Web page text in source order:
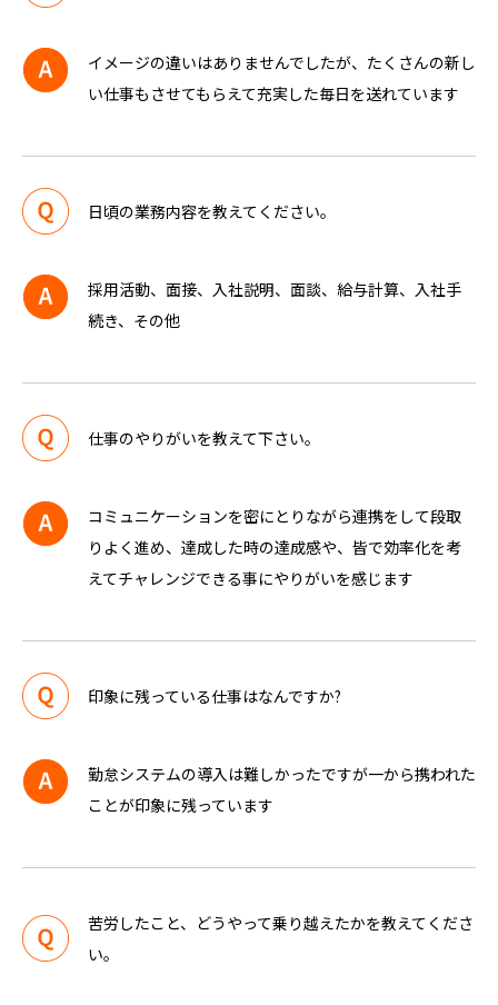
イメージの違いはありませんでしたが、たくさんの新し
い仕事もさせてもらえて充実した毎日を送れています
日頃の業務内容を教えてください。
採用活動、面接、入社説明、面談、給与計算、入社手
続き、その他
仕事のやりがいを教えて下さい。
コミュニケーションを密にとりながら連携をして段取
りよく進め、達成した時の達成感や、皆で効率化を考
えてチャレンジできる事にやりがいを感じます
印象に残っている仕事はなんですか?
勤怠システムの導入は難しかったですが一から携われた
ことが印象に残っています
苦労したこと、どうやって乗り越えたかを教えてくださ
い。